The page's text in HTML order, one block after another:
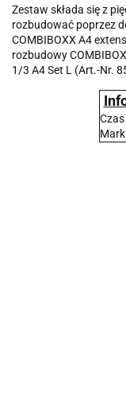
Zestaw składa się z
rozbudować poprzez
COMBIBOXX A4
rozbudowy
1/3 A4 Set L (Art.-Nr.